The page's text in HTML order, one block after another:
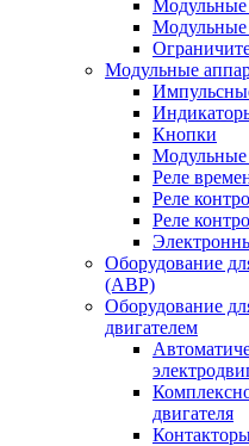
Модульные
Модульные
Модульные
Кнопки
Модульные
Реле
Реле
Реле
Оборудование
(АВР)
Оборудование
двигателем
двигателя